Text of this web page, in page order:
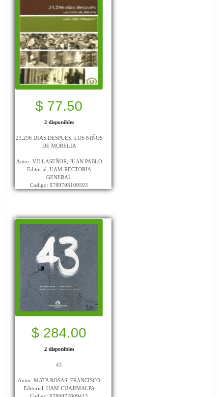
$ 77.50
2 disponibles
23,296 DIAS DESPUES. LOS NIÑOS
DE MORELIA
Autor: VILLASEÑOR, JUAN PABLO
Editorial: UAM-RECTORIA
GENERAL
Codigo: 9789703109593
$ 284.00
2 disponibles
43
Autor: MATA ROSAS, FRANCISCO
Editorial: UAM-CUAJIMALPA